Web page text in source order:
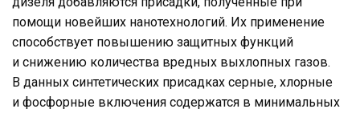
помощи новейших нанотехнологий. Их применение
способствует повышению защитных функций
и снижению количества вредных выхлопных газов.
В данных синтетических присадках серные, хлорные
и фосфорные включения содержатся в минимальных